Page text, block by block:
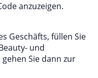
anzuzeigen.
Geschäfts, füllen Sie
und
Sie dann zur